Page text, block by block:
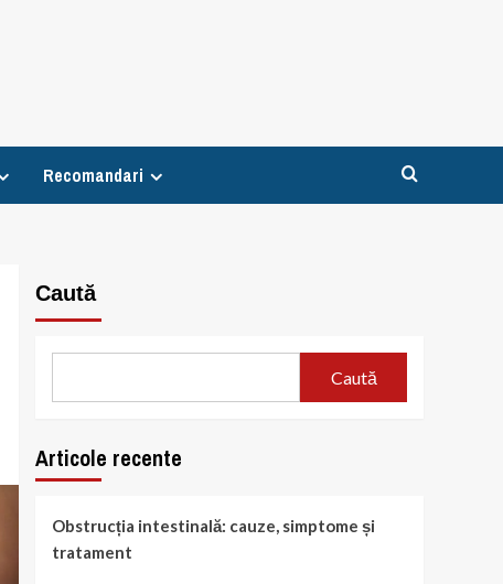
Recomandari
Caută
Caută
Articole recente
Obstrucția intestinală: cauze, simptome și
tratament